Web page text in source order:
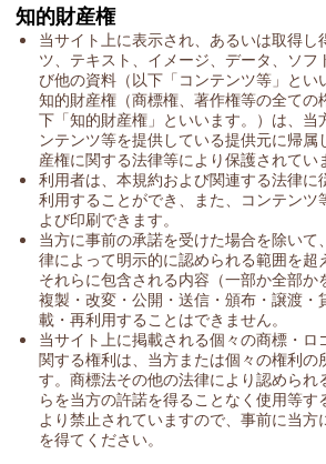
知的財産権
当サイト上に表示され、あるいは取得し
ツ、テキスト、イメージ、データ、ソフ
び他の資料（以下「コンテンツ等」とい
知的財産権（商標権、著作権等の全ての
下「知的財産権」といいます。）は、当
ンテンツ等を提供している提供元に帰属
産権に関する法律等により保護されてい
利用者は、本規約および関連する法律に
利用することができ、また、コンテンツ
よび印刷できます。
当方に事前の承諾を受けた場合を除いて
律によって明示的に認められる範囲を超
それらに包含される内容（一部か全部か
複製・改変・公開・送信・頒布・譲渡・
載・再利用することはできません。
当サイト上に掲載される個々の商標・ロ
関する権利は、当方または個々の権利の
す。商標法その他の法律により認められ
らを当方の許諾を得ることなく使用等す
より禁止されていますので、事前に当方
を得てください。